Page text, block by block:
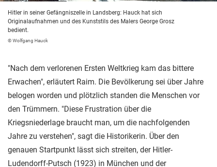
Hitler in seiner Gefängniszelle in Landsberg: Hauck hat sich
Originalaufnahmen und des Kunststils des Malers George Grosz
bedient.
© Wolfgang Hauck
"Nach dem verlorenen Ersten Weltkrieg kam das bittere
Erwachen", erläutert Raim. Die Bevölkerung sei über Jahre
belogen worden und plötzlich standen die Menschen vor
den Trümmern. "Diese Frustration über die
Kriegsniederlage braucht man, um die nachfolgenden
Jahre zu verstehen", sagt die Historikerin. Über den
genauen Startpunkt lässt sich streiten, der Hitler-
Ludendorff-Putsch (1923) in München und der